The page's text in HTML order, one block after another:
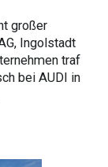
großer
Ingolstadt
traf
bei AUDI in